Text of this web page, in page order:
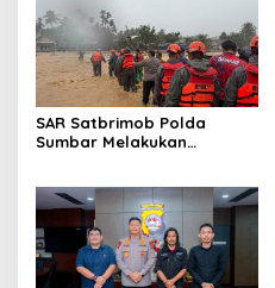
SAR Satbrimob Polda
Sumbar Melakukan